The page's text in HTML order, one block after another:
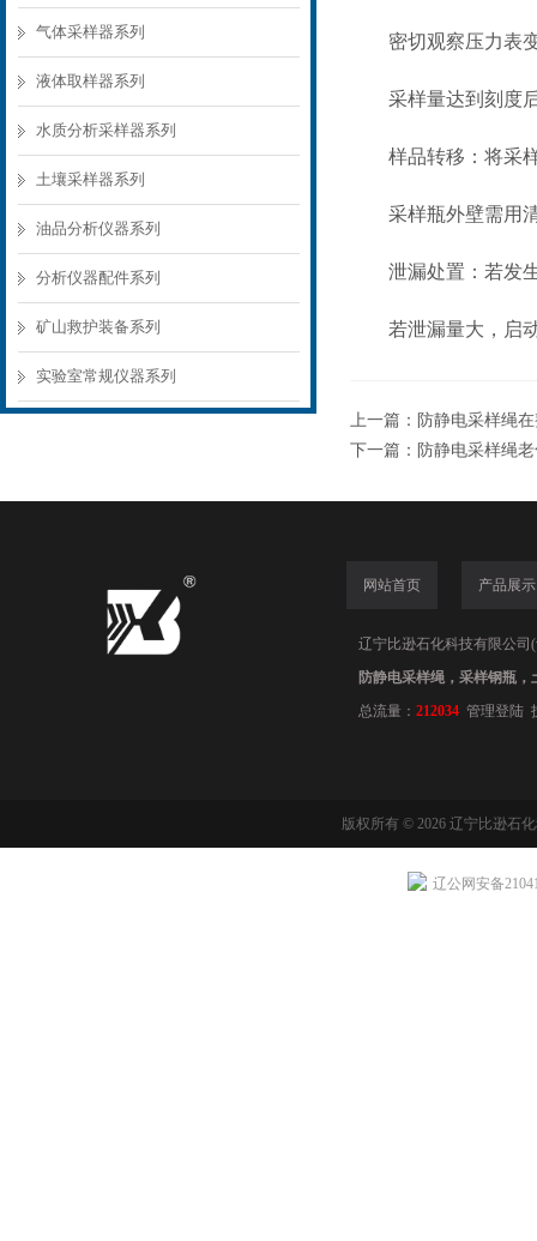
气体采样器系列
液体取样器系列
水质分析采样器系列
土壤采样器系列
油品分析仪器系列
分析仪器配件系列
矿山救护装备系列
实验室常规仪器系列
密切观察压力表变
采样量达到刻度后
样品转移：将采样
采样瓶外壁需用清
泄漏处置：若发生
若泄漏量大，启动
上一篇： 防静电采样绳
下一篇： 防静电采样绳
网站首页 产品展示
辽宁比逊石化科技有限公司
防静电采样绳，采样钢瓶
总流量： 212034 管理登陆
版权所有 © 2026 辽宁比逊石
辽公网安备